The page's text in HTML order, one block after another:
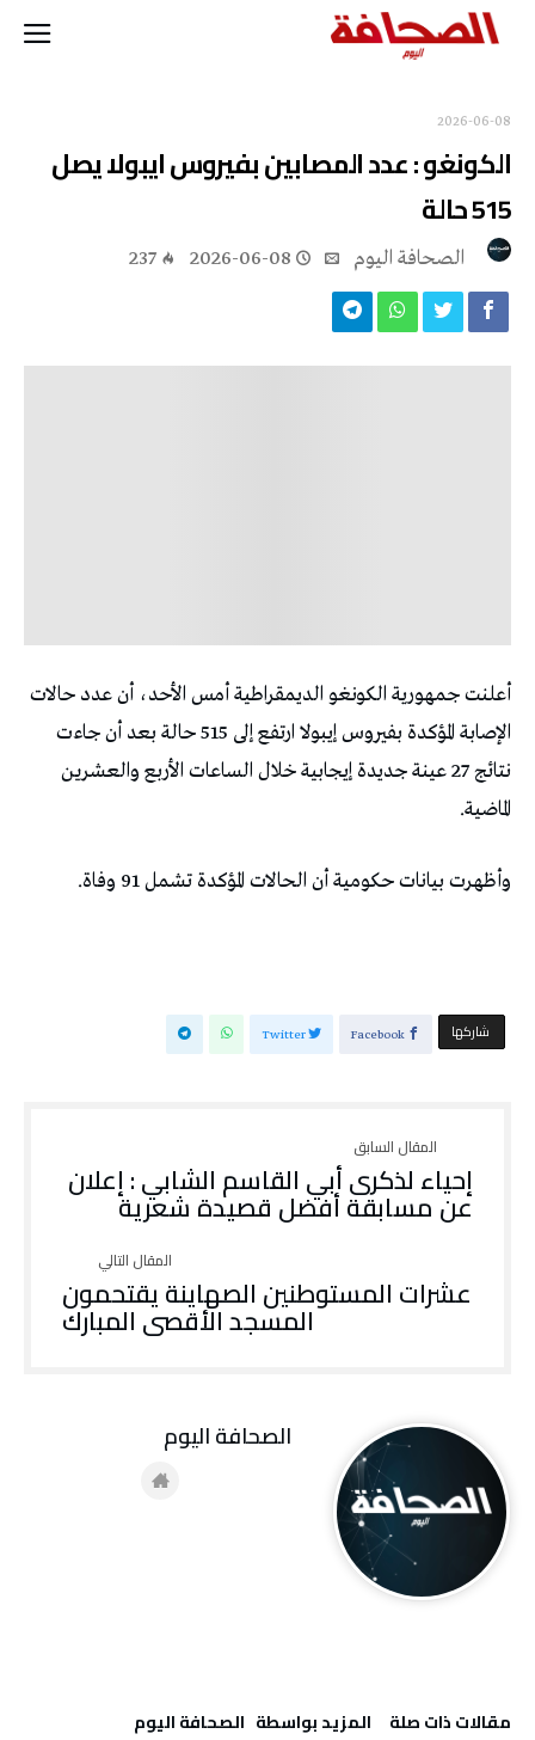
2026-06-08
الكونغو : عدد المصابين بفيروس ايبولا يصل
515 حالة
2026-06-08
237
أعلنت ‌جمهورية ‌الكونغو الديمقراطية أمس ‌الأحد، ⁠أن عدد ​حالات
الإصابة ⁠المؤكدة بفيروس إيبولا ارتفع ⁠إلى 515 حالة بعد أن ​جاءت
نتائج 27 عينة ⁠جديدة ‌إيجابية خلال الساعات الأربع والعشرين
الماضية.
وأظهرت بيانات حكومية ‌أن ⁠الحالات المؤكدة ‌تشمل 91 وفاة.
‫‫ شاركها‬ Facebook
Twitter
إحياء لذكرى أبي القاسم الشابي : إعلان
عن مسابقة أفضل قصيدة شعرية
عشرات المستوطنين الصهاينة يقتحمون
المسجد الأقصى المبارك
‫مقالات ذات صلة‬ ‫‫المزيد بواسطة‬ ‬ ‭ ‬الصحافة‭ ‬اليوم